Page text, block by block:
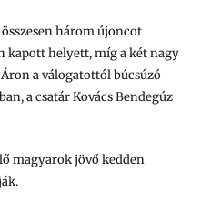
három újoncot
kapott helyett, míg a két nagy
a válogatottól búcsúzó
a csatár Kovács Bendegúz
magyarok jövő kedden